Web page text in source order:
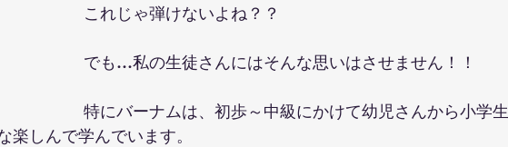
これじゃ弾けないよね？？
でも…私の生徒さんにはそんな思いはさせません！！
特にバーナムは、初歩～中級にかけて幼児さんから小学生
楽しんで学んでいます。